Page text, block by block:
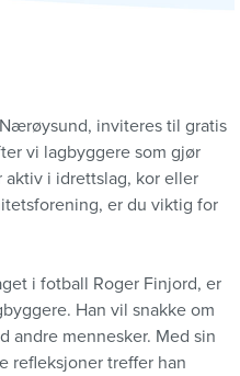
inviteres til gratis
vi lagbyggere som gjør
i idrettslag, kor eller
er du viktig for
i fotball Roger Finjord, er
Han vil snakke om
andre mennesker. Med sin
refleksjoner treffer han